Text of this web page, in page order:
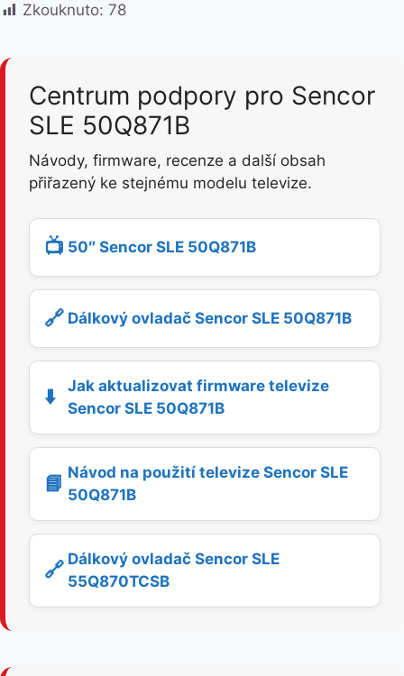
Zkouknuto: 78
Centrum podpory pro Sencor
SLE 50Q871B
Návody, firmware, recenze a další obsah
přiřazený ke stejnému modelu televize.
📺 50″ Sencor SLE 50Q871B
🔗 Dálkový ovladač Sencor SLE 50Q871B
⬇️
Jak aktualizovat firmware televize
Sencor SLE 50Q871B
📘 Návod na použití televize Sencor SLE
50Q871B
🔗 Dálkový ovladač Sencor SLE
55Q870TCSB